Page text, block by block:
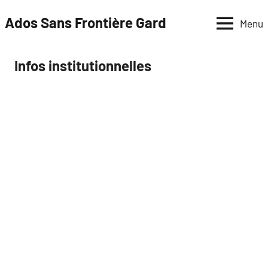
auAdos Sans Frontière Gard Menu
Infos institutionnelles